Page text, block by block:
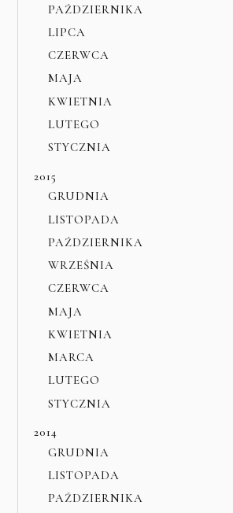
PAŹDZIERNIKA
LIPCA
CZERWCA
MAJA
KWIETNIA
LUTEGO
STYCZNIA
2015
GRUDNIA
LISTOPADA
PAŹDZIERNIKA
WRZEŚNIA
CZERWCA
MAJA
KWIETNIA
MARCA
LUTEGO
STYCZNIA
2014
GRUDNIA
LISTOPADA
PAŹDZIERNIKA